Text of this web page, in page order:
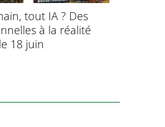
tout IA ? Des
à la réalité
18 juin